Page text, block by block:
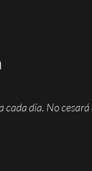
cada día. No